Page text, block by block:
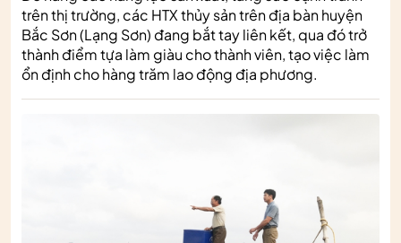
trên thị trường, các HTX thủy sản trên địa bàn huyện
Bắc Sơn (Lạng Sơn) đang bắt tay liên kết, qua đó trở
thành điểm tựa làm giàu cho thành viên, tạo việc làm
ổn định cho hàng trăm lao động địa phương.